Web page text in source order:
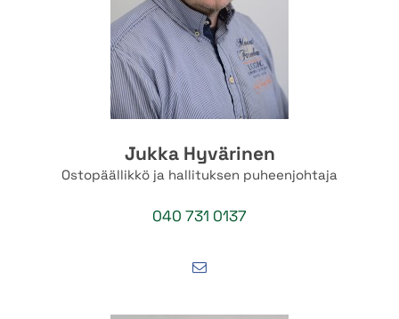
Jukka Hyvärinen
Ostopäällikkö ja hallituksen puheenjohtaja
040 731 0137